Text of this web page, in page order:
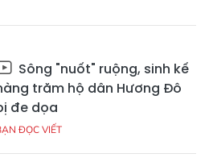
Sông "nuốt" ruộng, sinh kế
trăm hộ dân Hương Đô
đe dọa
ĐỌC VIẾT